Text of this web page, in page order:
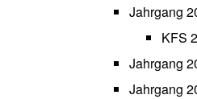
Jahrgang
KFS
Jahrgang
Jahrgang